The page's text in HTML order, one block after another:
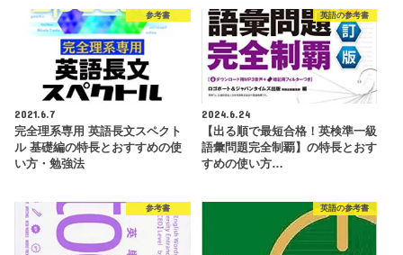
参考書
2021.6.7
完全理系専用 英語長文スペクト
ル 基礎編の特長とおすすめの使
い方・勉強法
英語の参考書
2024.6.24
【出る順で最短合格！英検準一級
語彙問題完全制覇】の特長とおす
すめの使い方…
参考書 英語の参考書